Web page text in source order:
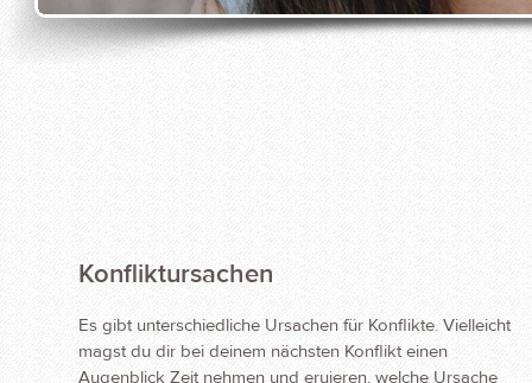
Konfliktursachen
Es gibt unterschiedliche Ursachen für Konflikte. Vielleicht
magst du dir bei deinem nächsten Konflikt einen
Augenblick Zeit nehmen und eruieren, welche Ursache